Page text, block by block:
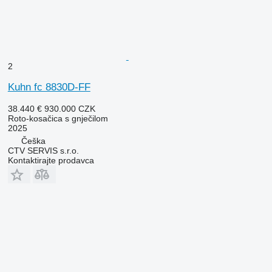
2
Kuhn fc 8830D-FF
38.440 € 930.000 CZK
Roto-kosačica s gnječilom
2025
Češka
CTV SERVIS s.r.o.
Kontaktirajte prodavca